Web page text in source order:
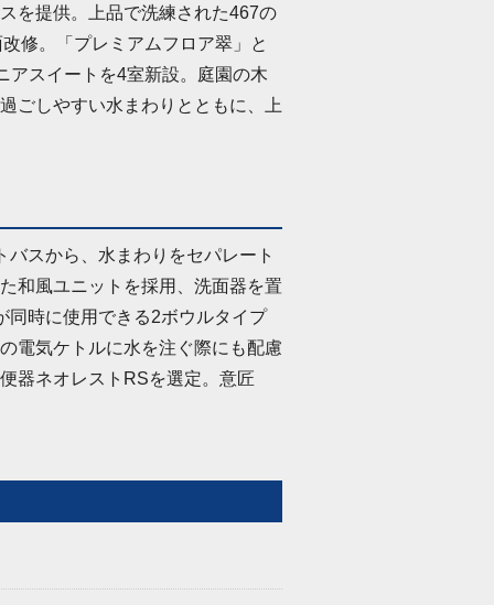
を提供。上品で洗練された467の
修。「プレミアムフロア翠」と
アスイートを4室新設。庭園の木
ごしやすい水まわりとともに、上
スから、水まわりをセパレート
和風ユニットを採用、洗面器を置
同時に使用できる2ボウルタイプ
電気ケトルに水を注ぐ際にも配慮
器ネオレストRSを選定。意匠